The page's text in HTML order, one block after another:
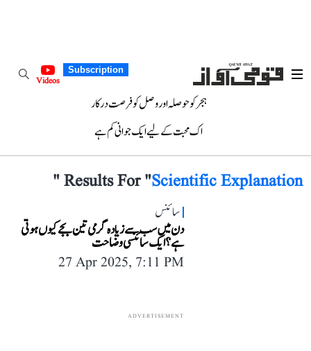
Subscription
Videos
ہجر کو حوصلہ اور وصل کو فرصت درکار
اک محبت کے لیے ایک جوانی کم ہے
Results For "Scientific Explanation
"
سائنس
دن میں سب سے زیادہ گرمی تین بجے کیوں ہوتی
ہے؟ ایک سائنسی وضاحت
27 Apr 2025, 7:11 PM
ADVERTISEMENT